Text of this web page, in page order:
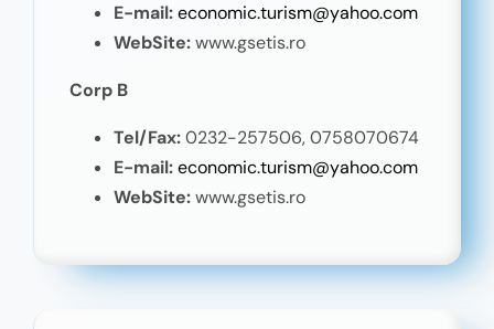
E-mail:economic.turism@yahoo.com
WebSite:www.gsetis.ro
Corp B
Tel/Fax:0232-257506, 0758070674
E-mail:economic.turism@yahoo.com
WebSite:www.gsetis.ro